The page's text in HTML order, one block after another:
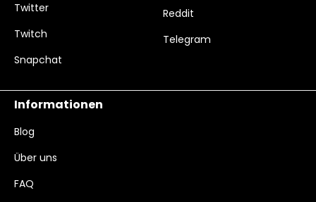
Twitter
Twitch
Snapchat
Reddit
Telegram
Informationen
Blog
Über uns
FAQ